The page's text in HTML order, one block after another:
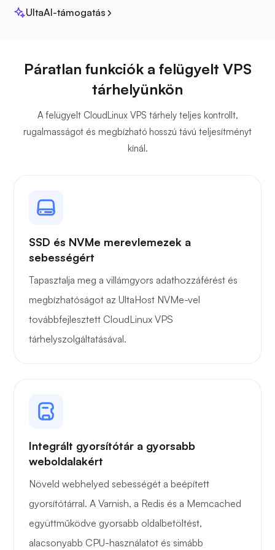
Plex
Drótvédő
Csoda
UltaAI-támogatás
Páratlan funkciók a felügyelt VPS
tárhelyünkön
A felügyelt CloudLinux VPS tárhely teljes kontrollt,
rugalmasságot és megbízható hosszú távú teljesítményt
kínál.
SSD és NVMe merevlemezek a
sebességért
Tapasztalja meg a villámgyors adathozzáférést és
megbízhatóságot az UltaHost NVMe-vel
továbbfejlesztett CloudLinux VPS
tárhelyszolgáltatásával.
Integrált gyorsítótár a gyorsabb
weboldalakért
Növeld webhelyed sebességét a beépített
gyorsítótárral. A Varnish, a Redis és a Memcached
együttműködve gyorsabb oldalbetöltést,
alacsonyabb CPU-használatot és simább